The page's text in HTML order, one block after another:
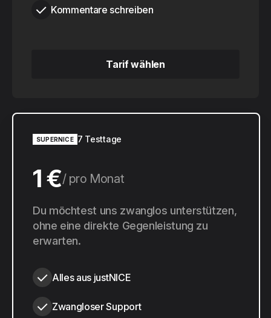
Kommentare schreiben
Tarif wählen
SUPERNICE 7 Testtage
1 € pro Monat
10 € pro Jahr
Du möchtest uns zwanglos unterstützen,
ohne eine direkte Gegenleistung zu
erwarten.
Alles aus justNICE
Zwangloser Support